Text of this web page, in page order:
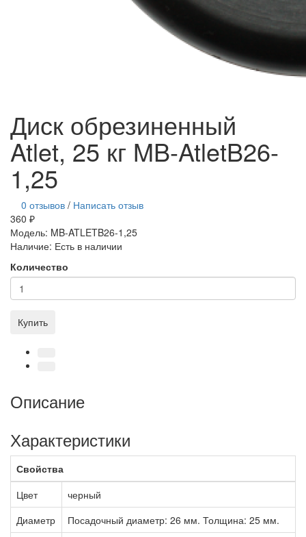
Диск обрезиненный
Atlet, 25 кг MB-AtletB26-
1,25
0 отзывов / Написать отзыв
360 ₽
Модель: MB-ATLETB26-1,25
Наличие: Есть в наличии
Количество
Купить
Описание
Характеристики
Свойства
Цвет
черный
Диаметр
Посадочный диаметр: 26 мм. Толщина: 25 мм.